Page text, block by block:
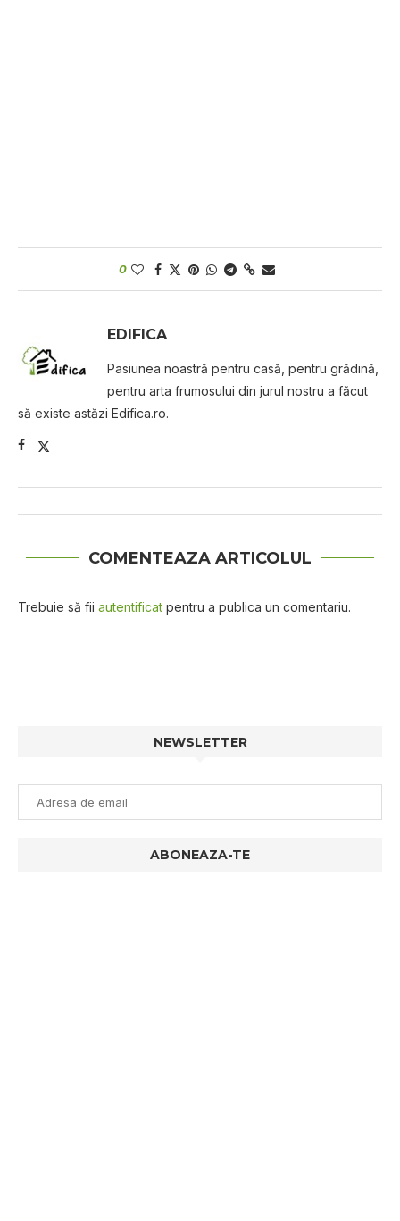
0
EDIFICA
Pasiunea noastră pentru casă, pentru grădină,
pentru arta frumosului din jurul nostru a făcut
să existe astăzi Edifica.ro.
COMENTEAZA ARTICOLUL
Trebuie să fii autentificat pentru a publica un comentariu.
NEWSLETTER